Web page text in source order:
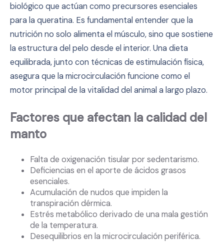
biológico que actúan como precursores esenciales
para la queratina. Es fundamental entender que la
nutrición no solo alimenta el músculo, sino que sostiene
la estructura del pelo desde el interior. Una dieta
equilibrada, junto con técnicas de estimulación física,
asegura que la microcirculación funcione como el
motor principal de la vitalidad del animal a largo plazo.
Factores que afectan la calidad del
manto
Falta de oxigenación tisular por sedentarismo.
Deficiencias en el aporte de ácidos grasos
esenciales.
Acumulación de nudos que impiden la
transpiración dérmica.
Estrés metabólico derivado de una mala gestión
de la temperatura.
Desequilibrios en la microcirculación periférica.